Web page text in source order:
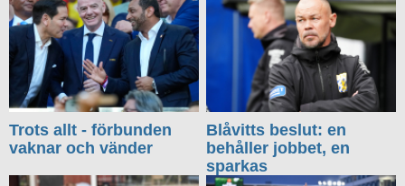
Trots allt - förbunden
vaknar och vänder
Blåvitts beslut: en
behåller jobbet, en
sparkas